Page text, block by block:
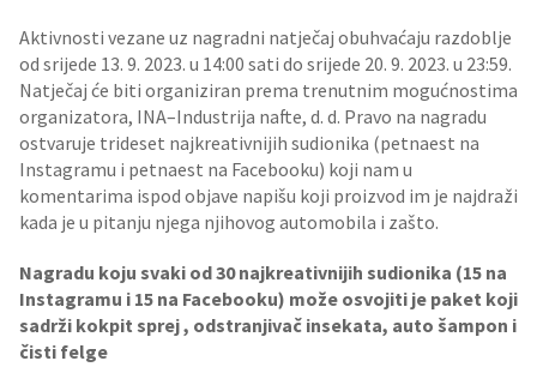
Aktivnosti vezane uz nagradni natječaj obuhvaćaju razdoblje
od srijede 13. 9. 2023. u 14:00 sati do srijede 20. 9. 2023. u 23:59.
Natječaj će biti organiziran prema trenutnim mogućnostima
organizatora, INA–Industrija nafte, d. d. Pravo na nagradu
ostvaruje trideset najkreativnijih sudionika (petnaest na
Instagramu i petnaest na Facebooku) koji nam u
komentarima ispod objave napišu koji proizvod im je najdraži
kada je u pitanju njega njihovog automobila i zašto.
Nagradu koju svaki od 30 najkreativnijih sudionika (15 na
Instagramu i 15 na Facebooku) može osvojiti je paket koji
sadrži kokpit sprej , odstranjivač insekata, auto šampon i
čisti felge